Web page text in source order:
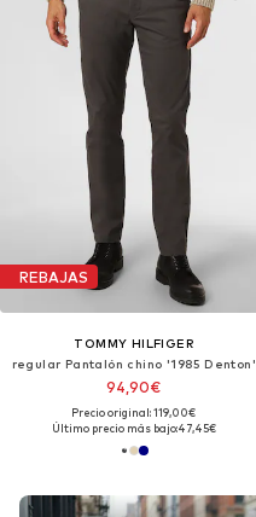
REBAJAS
TOMMY HILFIGER
regular Pantalón chino '1985 Denton'
94,90€
Precio original: 119,00€
Último precio más bajo:47,45€